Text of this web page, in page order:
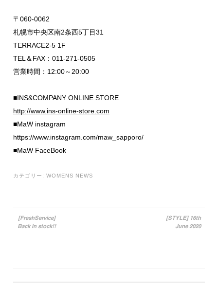
〒060-0062
札幌市中央区南2条西5丁目31
TERRACE2-5 1F
TEL＆FAX：011-271-0505
営業時間：12:00～20:00
■INS&COMPANY ONLINE STORE
http://www.ins-online-store.com
■MaW instagram
https://www.instagram.com/maw_sapporo/
■MaW FaceBook
カテゴリー: WOMENS NEWS
[FreshService]
Back in stock!!
[STYLE] 16th
June 2020